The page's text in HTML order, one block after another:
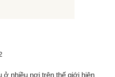
ở nhiều nơi trên thế giới hiện